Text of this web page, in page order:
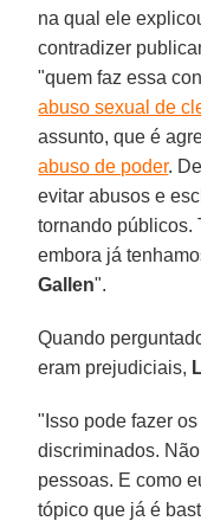
na qual ele
contradizer
"quem faz essa
abuso sexual de
assunto, que é
abuso de poder.
evitar abusos e
tornando públicos.
embora já
Gallen".
Quando
eram prejudiciais,
"Isso pode fazer
discriminados.
pessoas. E como
tópico que já é